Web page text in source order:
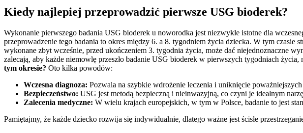
Kiedy najlepiej przeprowadzić pierwsze USG bioderek?
Wykonanie pierwszego badania USG bioderek u noworodka jest niezwykle istotne dla
przeprowadzenie tego badania to okres między 6. a 8. tygodniem życia dziecka. W tym czasie
wykonane zbyt wcześnie, przed ukończeniem 3. tygodnia życia, może dać niejednoznaczne
zalecają, aby każde niemowlę przeszło badanie USG bioderek w pierwszych tygodniach
tym okresie? Oto kilka powodów:
Wczesna diagnoza: Pozwala na szybkie wdrożenie leczenia i uniknięcie
Bezpieczeństwo: USG jest metodą bezpieczną i nieinwazyjną, co czyni je idealnym
Zalecenia medyczne: W wielu krajach europejskich, w tym w Polsce, badanie to jest
Pamiętajmy, że każde dziecko rozwija się indywidualnie, dlatego ważne jest ścisłe